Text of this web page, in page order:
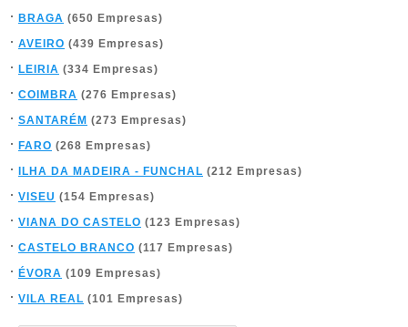
BRAGA (650 Empresas)
AVEIRO (439 Empresas)
LEIRIA (334 Empresas)
COIMBRA (276 Empresas)
SANTARÉM (273 Empresas)
FARO (268 Empresas)
ILHA DA MADEIRA - FUNCHAL (212 Empresas)
VISEU (154 Empresas)
VIANA DO CASTELO (123 Empresas)
CASTELO BRANCO (117 Empresas)
ÉVORA (109 Empresas)
VILA REAL (101 Empresas)